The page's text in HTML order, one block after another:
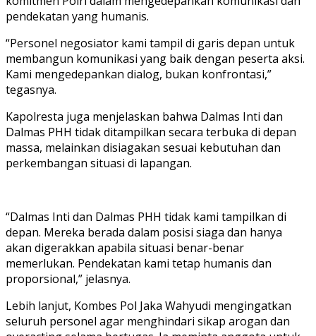
pendekatan yang humanis.
“Personel negosiator kami tampil di garis depan untuk
membangun komunikasi yang baik dengan peserta aksi.
Kami mengedepankan dialog, bukan konfrontasi,”
tegasnya.
Kapolresta juga menjelaskan bahwa Dalmas Inti dan
Dalmas PHH tidak ditampilkan secara terbuka di depan
massa, melainkan disiagakan sesuai kebutuhan dan
perkembangan situasi di lapangan.
“Dalmas Inti dan Dalmas PHH tidak kami tampilkan di
depan. Mereka berada dalam posisi siaga dan hanya
akan digerakkan apabila situasi benar-benar
memerlukan. Pendekatan kami tetap humanis dan
proporsional,” jelasnya.
Lebih lanjut, Kombes Pol Jaka Wahyudi mengingatkan
seluruh personel agar menghindari sikap arogan dan